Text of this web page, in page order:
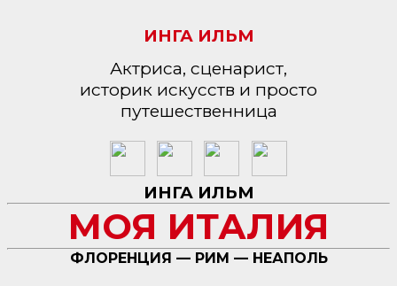
ИНГА ИЛЬМ
Актриса, сценарист,
историк искусств и просто
путешественница
ИНГА ИЛЬМ
МОЯ ИТАЛИЯ
ФЛОРЕНЦИЯ — РИМ — НЕАПОЛЬ